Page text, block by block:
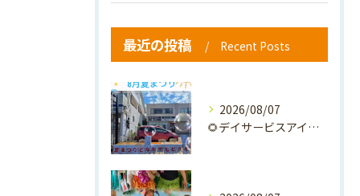
最近の投稿 Recent Posts
2026/08/07
🌻デイサービスアイナの夏祭り🎐